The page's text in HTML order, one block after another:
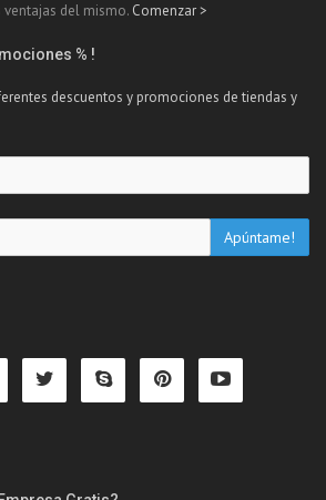
del mismo. Comenzar >
% !
descuentos y promociones de tiendas y